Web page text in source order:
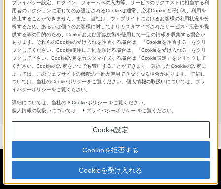
SEL20TC
SEL057FEC
SEL075UWC
VCL-ECF2
VCL-ECU2
Aマウントレンズ
プライバシー設定、ログイン、フォームへの入力等、サービスのリクエストに相当する利
用者のアクションに応じてのみ設定されるCookieは通常、必須Cookieと呼ばれ、利用を
停止することができません。また、当社は、ウェブサイトにおけるお客様の利用状況を分
析するため、あるいは個々のお客様に対してよりカスタマイズされたサービス・広告を提
供する等の目的のため、Cookieおよび類似技術を使用して一定の情報を収集する場合が
あります。それらのCookieの受け入れを拒否する場合は、「Cookieを拒否する」をクリ
ックしてください。Cookie使用にご同意頂ける場合は、「Cookieを受け入れる」をクリ
ックして下さい。Cookie設定をカスタマイズする場合は「Cookie設定」をクリックして
ください。Cookieの設定をいつでも管理することができます。選択したCookieの設定に
よっては、このウェブサイトの機能の一部が使用できなくなる場合があります。 詳細に
ついては、当社のCookieポリシーをご覧ください。個人情報の取扱いについては、プラ
イバシーポリシーをご覧ください。
詳細については、当社の Cookieポリシー をご覧ください。
個人情報の取扱いについては、
プライバシーポリシー をご覧ください。
Cookie設定
Cookieを拒否する
Cookieを受け入れる